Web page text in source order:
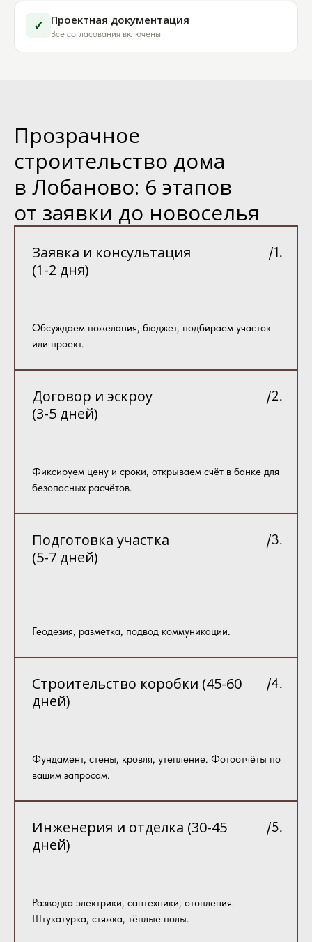
✓ Проектная документация
Все согласования включены
Прозрачное
строительство дома
в Лобаново: 6 этапов
от заявки до новоселья
Заявка и консультация
(1-2 дня)
/1.
Обсуждаем пожелания, бюджет, подбираем участок
или проект.
Договор и эскроу
(3-5 дней)
/2.
Фиксируем цену и сроки, открываем счёт в банке для
безопасных расчётов.
Подготовка участка
(5-7 дней)
/3.
Геодезия, разметка, подвод коммуникаций.
Строительство коробки (45-60
дней)
/4.
Фундамент, стены, кровля, утепление. Фотоотчёты по
вашим запросам.
Инженерия и отделка (30-45
дней)
/5.
Разводка электрики, сантехники, отопления.
Штукатурка, стяжка, тёплые полы.